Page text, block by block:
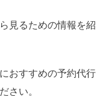
見るための情報を紹
おすすめの予約代行
さい。